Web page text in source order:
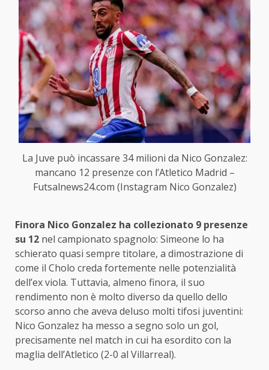
La Juve può incassare 34 milioni da Nico Gonzalez:
mancano 12 presenze con l’Atletico Madrid –
Futsalnews24.com (Instagram Nico Gonzalez)
Finora Nico Gonzalez ha collezionato 9 presenze
su 12 nel campionato spagnolo: Simeone lo ha
schierato quasi sempre titolare, a dimostrazione di
come il Cholo creda fortemente nelle potenzialità
dell’ex viola. Tuttavia, almeno finora, il suo
rendimento non è molto diverso da quello dello
scorso anno che aveva deluso molti tifosi juventini:
Nico Gonzalez ha messo a segno solo un gol,
precisamente nel match in cui ha esordito con la
maglia dell’Atletico (2-0 al Villarreal).